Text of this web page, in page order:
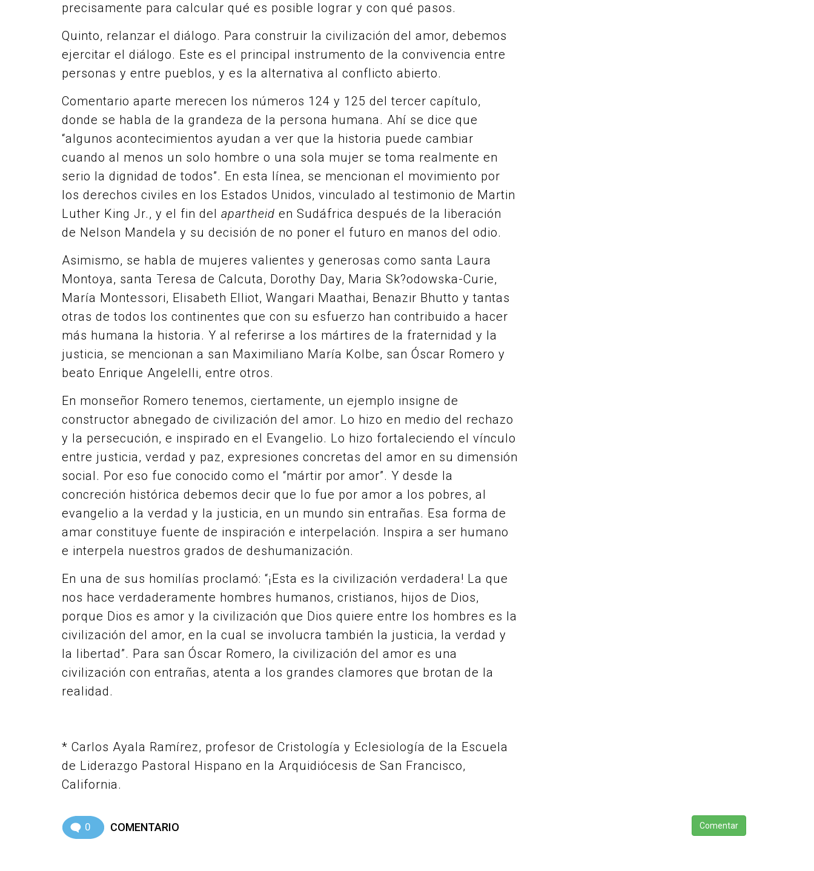
precisamente para calcular qué es posible lograr y con qué pasos.
Quinto, relanzar el diálogo. Para construir la civilización del amor, debemos
ejercitar el diálogo. Este es el principal instrumento de la convivencia entre
personas y entre pueblos, y es la alternativa al conflicto abierto.
Comentario aparte merecen los números 124 y 125 del tercer capítulo,
donde se habla de la grandeza de la persona humana. Ahí se dice que
“algunos acontecimientos ayudan a ver que la historia puede cambiar
cuando al menos un solo hombre o una sola mujer se toma realmente en
serio la dignidad de todos”. En esta línea, se mencionan el movimiento por
los derechos civiles en los Estados Unidos, vinculado al testimonio de Martin
Luther King Jr., y el fin del apartheid en Sudáfrica después de la liberación
de Nelson Mandela y su decisión de no poner el futuro en manos del odio.
Asimismo, se habla de mujeres valientes y generosas como santa Laura
Montoya, santa Teresa de Calcuta, Dorothy Day, Maria Sk?odowska-Curie,
María Montessori, Elisabeth Elliot, Wangari Maathai, Benazir Bhutto y tantas
otras de todos los continentes que con su esfuerzo han contribuido a hacer
más humana la historia. Y al referirse a los mártires de la fraternidad y la
justicia, se mencionan a san Maximiliano María Kolbe, san Óscar Romero y
beato Enrique Angelelli, entre otros.
En monseñor Romero tenemos, ciertamente, un ejemplo insigne de
constructor abnegado de civilización del amor. Lo hizo en medio del rechazo
y la persecución, e inspirado en el Evangelio. Lo hizo fortaleciendo el vínculo
entre justicia, verdad y paz, expresiones concretas del amor en su dimensión
social. Por eso fue conocido como el “mártir por amor”. Y desde la
concreción histórica debemos decir que lo fue por amor a los pobres, al
evangelio a la verdad y la justicia, en un mundo sin entrañas. Esa forma de
amar constituye fuente de inspiración e interpelación. Inspira a ser humano
e interpela nuestros grados de deshumanización.
En una de sus homilías proclamó: “¡Esta es la civilización verdadera! La que
nos hace verdaderamente hombres humanos, cristianos, hijos de Dios,
porque Dios es amor y la civilización que Dios quiere entre los hombres es la
civilización del amor, en la cual se involucra también la justicia, la verdad y
la libertad”. Para san Óscar Romero, la civilización del amor es una
civilización con entrañas, atenta a los grandes clamores que brotan de la
realidad.
* Carlos Ayala Ramírez, profesor de Cristología y Eclesiología de la Escuela
de Liderazgo Pastoral Hispano en la Arquidiócesis de San Francisco,
California.
0 COMENTARIO Comentar